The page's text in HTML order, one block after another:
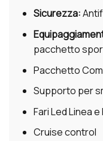
Sicurezza:
pacchetto
Pacchetto
Supporto per
Fari Led Linea e
Cruise control